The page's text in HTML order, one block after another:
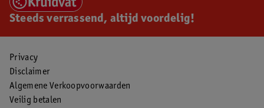
Steeds verrassend, altijd voordelig!
Privacy
Disclaimer
Algemene Verkoopvoorwaarden
Veilig betalen